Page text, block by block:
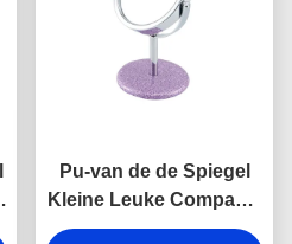
Pu-van de de Spiegel
Kleine Leuke Compacte
Spiegel van de Leer het